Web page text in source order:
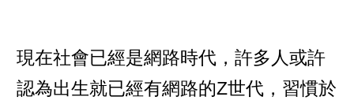
現在社會已經是網路時代，許多人或許
認為出生就已經有網路的Z世代，習慣於